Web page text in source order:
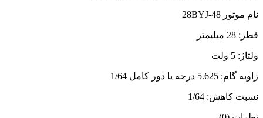
نام موتور 28BYJ-48
قطر: 28 میلیمتر
ولتاژ: 5 ولت
زاویه گام: 5.625 درجه یا دور کامل 1/64
نسبت کاهش: 1/64